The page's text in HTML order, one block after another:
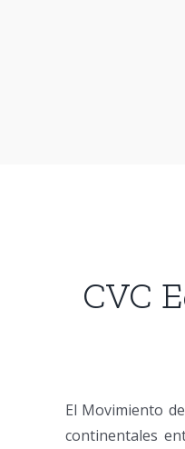
CVC
El Movimiento
continentales